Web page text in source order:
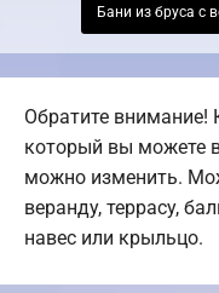
Бани из бруса с
Обратите
который вы можете
можно изменить.
веранду, террасу,
навес или крыльцо.